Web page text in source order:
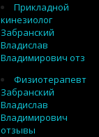
Прикладной
кинезиолог
Забранский
Владислав
Владимирович отз
Физиотерапевт
Забранский
Владислав
Владимирович
отзывы